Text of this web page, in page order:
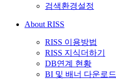
검색환경설정
About RISS
RISS 이용방법
RISS 지식더하기
DB연계 현황
BI 및 배너 다운로드